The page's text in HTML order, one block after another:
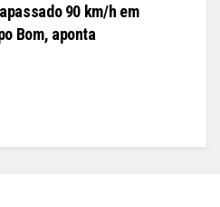
90 km/h em
Bom, aponta